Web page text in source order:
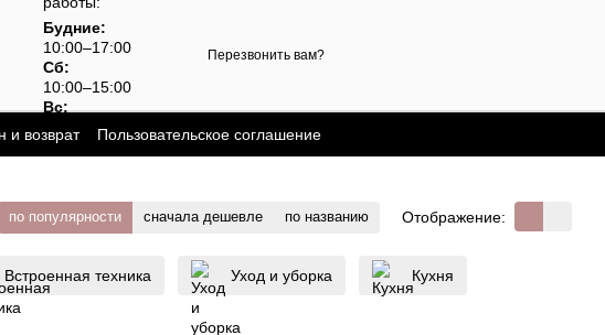
Будние:
10:00–17:00
Сб:
10:00–15:00
Вс:
выходной
Перезвонить вам?
и возврат Пользовательское соглашение
по популярности сначала дешевле по названию Отображение:
Встроенная техника Уход и уборка Кухня